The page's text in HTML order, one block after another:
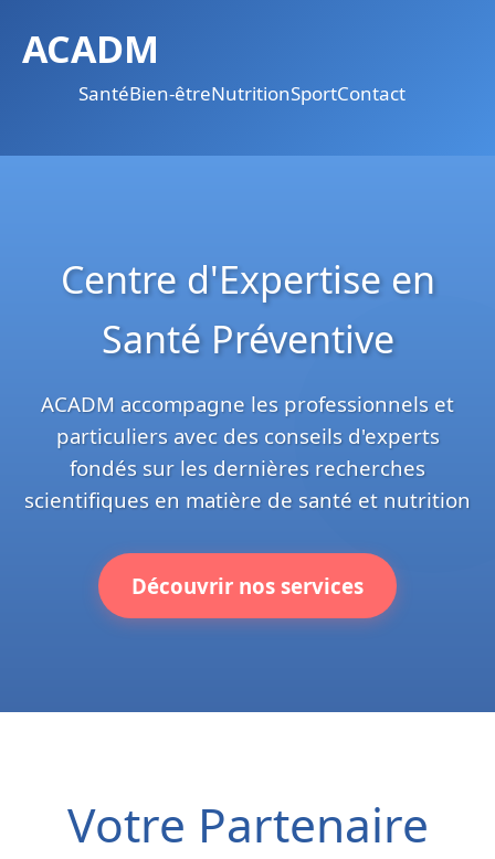
ACADM
SantéBien-êtreNutritionSportContact
Centre d'Expertise en
Santé Préventive
ACADM accompagne les professionnels et
particuliers avec des conseils d'experts
fondés sur les dernières recherches
scientifiques en matière de santé et nutrition
Découvrir nos services
Votre Partenaire